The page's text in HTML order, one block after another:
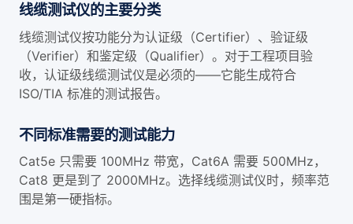
线缆测试仪的主要分类
线缆测试仪按功能分为认证级（Certifier）、验证级
（Verifier）和鉴定级（Qualifier）。对于工程项目验
收，认证级线缆测试仪是必须的——它能生成符合
ISO/TIA 标准的测试报告。
不同标准需要的测试能力
Cat5e 只需要 100MHz 带宽，Cat6A 需要 500MHz，
Cat8 更是到了 2000MHz。选择线缆测试仪时，频率范
围是第一硬指标。